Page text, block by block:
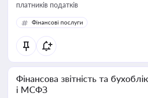
платників податків
Фінансові послуги
Фінансова звітність та
і МСФЗ